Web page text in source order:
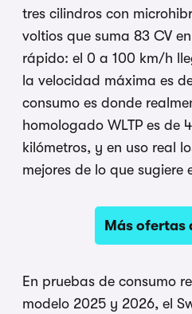
tres cilindros con
voltios que suma 83 CV
rápido: el 0 a 100 km/h
la velocidad máxima es
consumo es donde
homologado WLTP es de
kilómetros, y en uso real
mejores de lo que sugiere
Más ofertas
En pruebas de consumo
modelo 2025 y 2026, el